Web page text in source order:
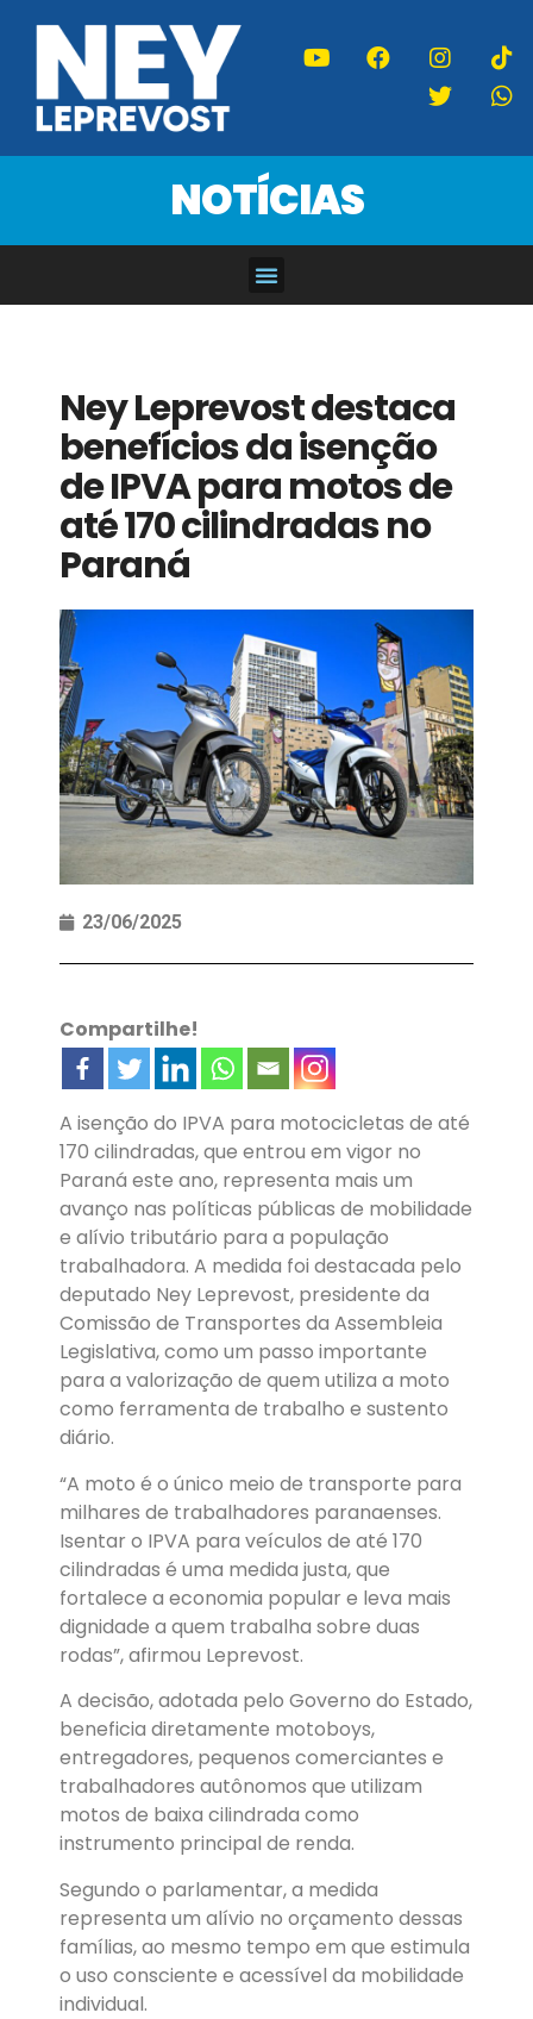
NOTÍCIAS
Ney Leprevost destaca
benefícios da isenção
de IPVA para motos de
até 170 cilindradas no
Paraná
23/06/2025
Compartilhe!
A isenção do IPVA para motocicletas de até
170 cilindradas, que entrou em vigor no
Paraná este ano, representa mais um
avanço nas políticas públicas de mobilidade
e alívio tributário para a população
trabalhadora. A medida foi destacada pelo
deputado Ney Leprevost, presidente da
Comissão de Transportes da Assembleia
Legislativa, como um passo importante
para a valorização de quem utiliza a moto
como ferramenta de trabalho e sustento
diário.
“A moto é o único meio de transporte para
milhares de trabalhadores paranaenses.
Isentar o IPVA para veículos de até 170
cilindradas é uma medida justa, que
fortalece a economia popular e leva mais
dignidade a quem trabalha sobre duas
rodas”, afirmou Leprevost.
A decisão, adotada pelo Governo do Estado,
beneficia diretamente motoboys,
entregadores, pequenos comerciantes e
trabalhadores autônomos que utilizam
motos de baixa cilindrada como
instrumento principal de renda.
Segundo o parlamentar, a medida
representa um alívio no orçamento dessas
famílias, ao mesmo tempo em que estimula
o uso consciente e acessível da mobilidade
individual.